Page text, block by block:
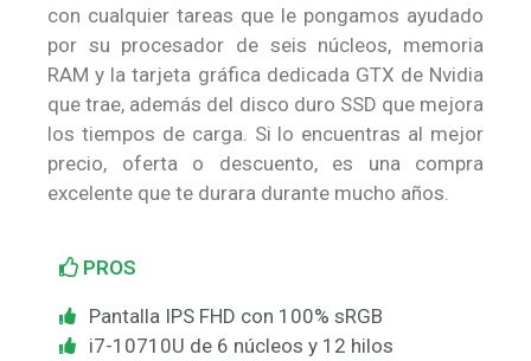
con cualquier tareas que le pongamos ayudado
por su procesador de seis núcleos, memoria
RAM y la tarjeta gráfica dedicada GTX de Nvidia
que trae, además del disco duro SSD que mejora
los tiempos de carga. Si lo encuentras al mejor
precio, oferta o descuento, es una compra
excelente que te durara durante mucho años.
PROS
Pantalla IPS FHD con 100% sRGB
i7-10710U de 6 núcleos y 12 hilos